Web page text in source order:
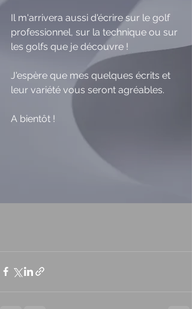
Il m'arrivera aussi d'écrire sur le golf
professionnel, sur la technique ou sur
les golfs que je découvre !
J'espère que mes quelques écrits et
leur variété vous seront agréables.
A bientôt !